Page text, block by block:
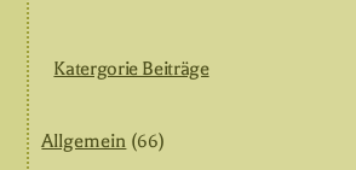
Katergorie Beiträge
Allgemein (66)